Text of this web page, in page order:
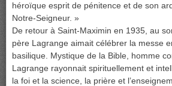
héroïque esprit de pénitence et de son
Notre-Seigneur. »
De retour à Saint-Maximin en 1935, au
père Lagrange aimait célébrer la messe
basilique. Mystique de la Bible, homme
Lagrange rayonnait spirituellement et
la foi et la science, la prière et